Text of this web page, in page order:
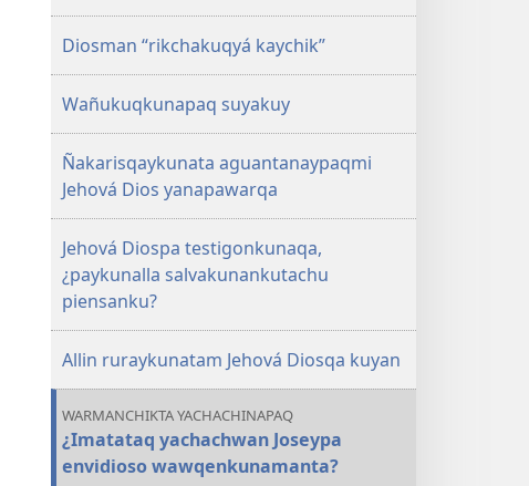
Diosman “rikchakuqyá kaychik”
Wañukuqkunapaq suyakuy
Ñakarisqaykunata aguantanaypaqmi
Jehová Dios yanapawarqa
Jehová Diospa testigonkunaqa,
¿paykunalla salvakunankutachu
piensanku?
Allin ruraykunatam Jehová Diosqa kuyan
WARMANCHIKTA YACHACHINAPAQ
¿Imatataq yachachwan Joseypa
envidioso wawqenkunamanta?